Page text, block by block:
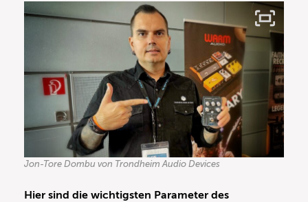
Jon-Tore Dombu von Trondheim Audio Devices
Hier sind die wichtigsten Parameter des